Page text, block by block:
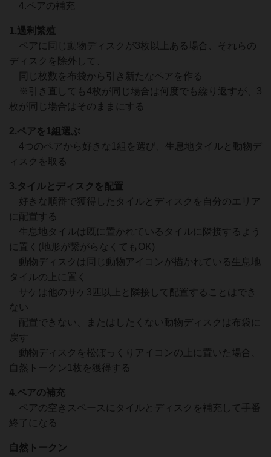
4.ペアの補充
1.過剰繁殖
ペアに同じ動物ディスクが3枚以上ある場合、それらの
ディスクを除外して、
同じ枚数を布袋から引き新たなペアを作る
※引き直しても4枚が同じ場合は何度でも繰り返すが、3
枚が同じ場合はそのままにする
2.ペアを1組選ぶ
4つのペアから好きな1組を選び、生息地タイルと動物デ
ィスクを取る
3.タイルとディスクを配置
好きな順番で獲得したタイルとディスクを自分のエリア
に配置する
生息地タイルは既に置かれているタイルに隣接するよう
に置く(地形が繋がらなくてもOK)
動物ディスクは同じ動物アイコンが描かれている生息地
タイルの上に置く
サケは他のサケ3匹以上と隣接して配置することはでき
ない
配置できない、またはしたくない動物ディスクは布袋に
戻す
動物ディスクを松ぼっくりアイコンの上に置いた場合、
自然トークン1枚を獲得する
4.ペアの補充
ペアの空きスペースにタイルとディスクを補充して手番
終了になる
自然トークン